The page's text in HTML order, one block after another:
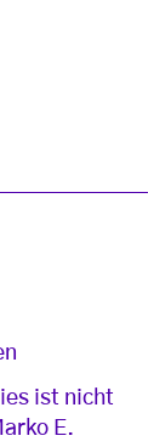
ist nicht
E.